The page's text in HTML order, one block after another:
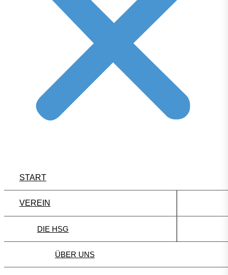
START
VEREIN
DIE HSG
ÜBER UNS